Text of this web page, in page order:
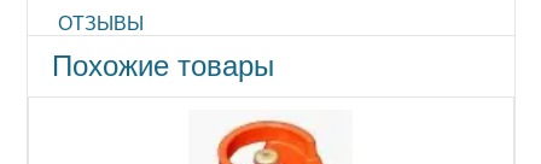
ОТЗЫВЫ
Похожие товары